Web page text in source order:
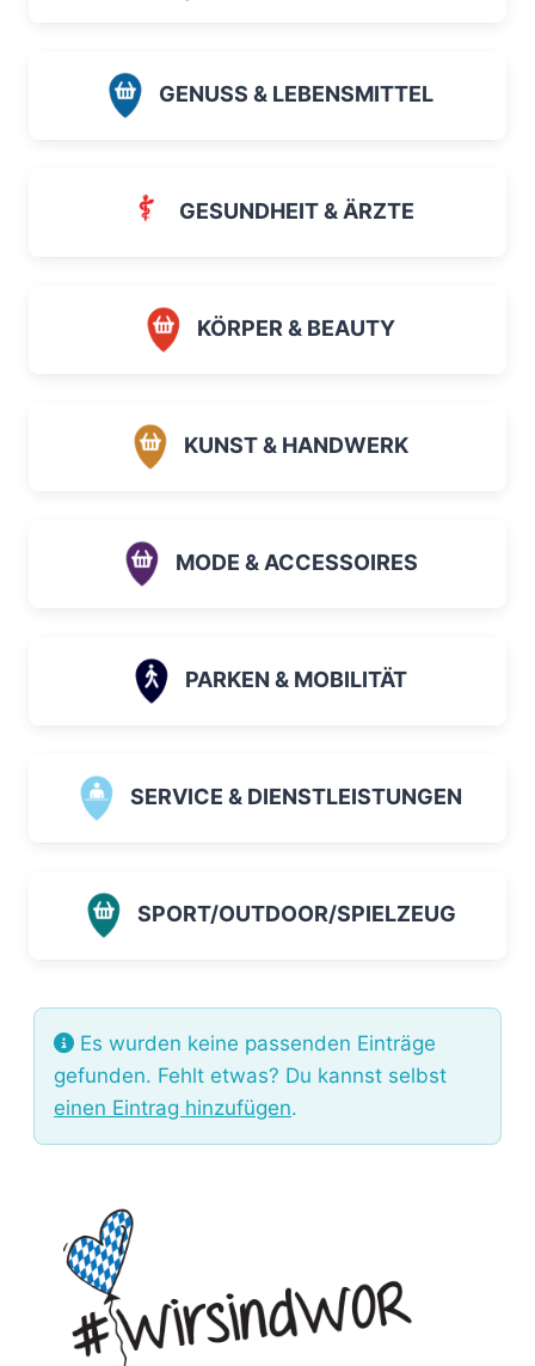
GENUSS & LEBENSMITTEL
GESUNDHEIT & ÄRZTE
KÖRPER & BEAUTY
KUNST & HANDWERK
MODE & ACCESSOIRES
PARKEN & MOBILITÄT
SERVICE & DIENSTLEISTUNGEN
SPORT/OUTDOOR/SPIELZEUG
Es wurden keine passenden Einträge
gefunden. Fehlt etwas? Du kannst selbst
einen Eintrag hinzufügen.